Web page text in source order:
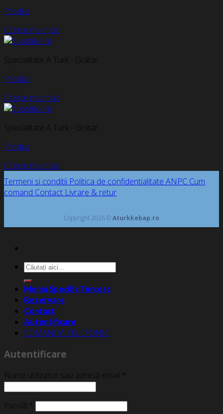
Produs
Citește mai mult
Specialitate A Turk - Grătar
Produs
Citește mai mult
Specialitate A Turk - Grătar
Produs
Citește mai mult
Termeni si conditii Politica de confidentialitate ANPC Cum
comand Contact Livrare & retur
Copyright 2026 ©Aturkkebap.ro
Caută
după:
Meniu Specific Turcesc
Rezervare
Contact
Autentificare
COMANDĂ TELEFONIC
Autentificare
Nume utilizator sau adresă email *
Parolă *